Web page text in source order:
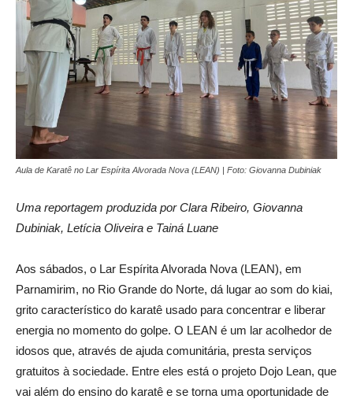
Aula de Karatê no Lar Espírita Alvorada Nova (LEAN) | Foto: Giovanna Dubiniak
Uma reportagem produzida por Clara Ribeiro, Giovanna
Dubiniak, Letícia Oliveira e Tainá Luane
Aos sábados, o Lar Espírita Alvorada Nova (LEAN), em
Parnamirim, no Rio Grande do Norte, dá lugar ao som do kiai,
grito característico do karatê usado para concentrar e liberar
energia no momento do golpe. O LEAN é um lar acolhedor de
idosos que, através de ajuda comunitária, presta serviços
gratuitos à sociedade. Entre eles está o projeto Dojo Lean, que
vai além do ensino do karatê e se torna uma oportunidade de